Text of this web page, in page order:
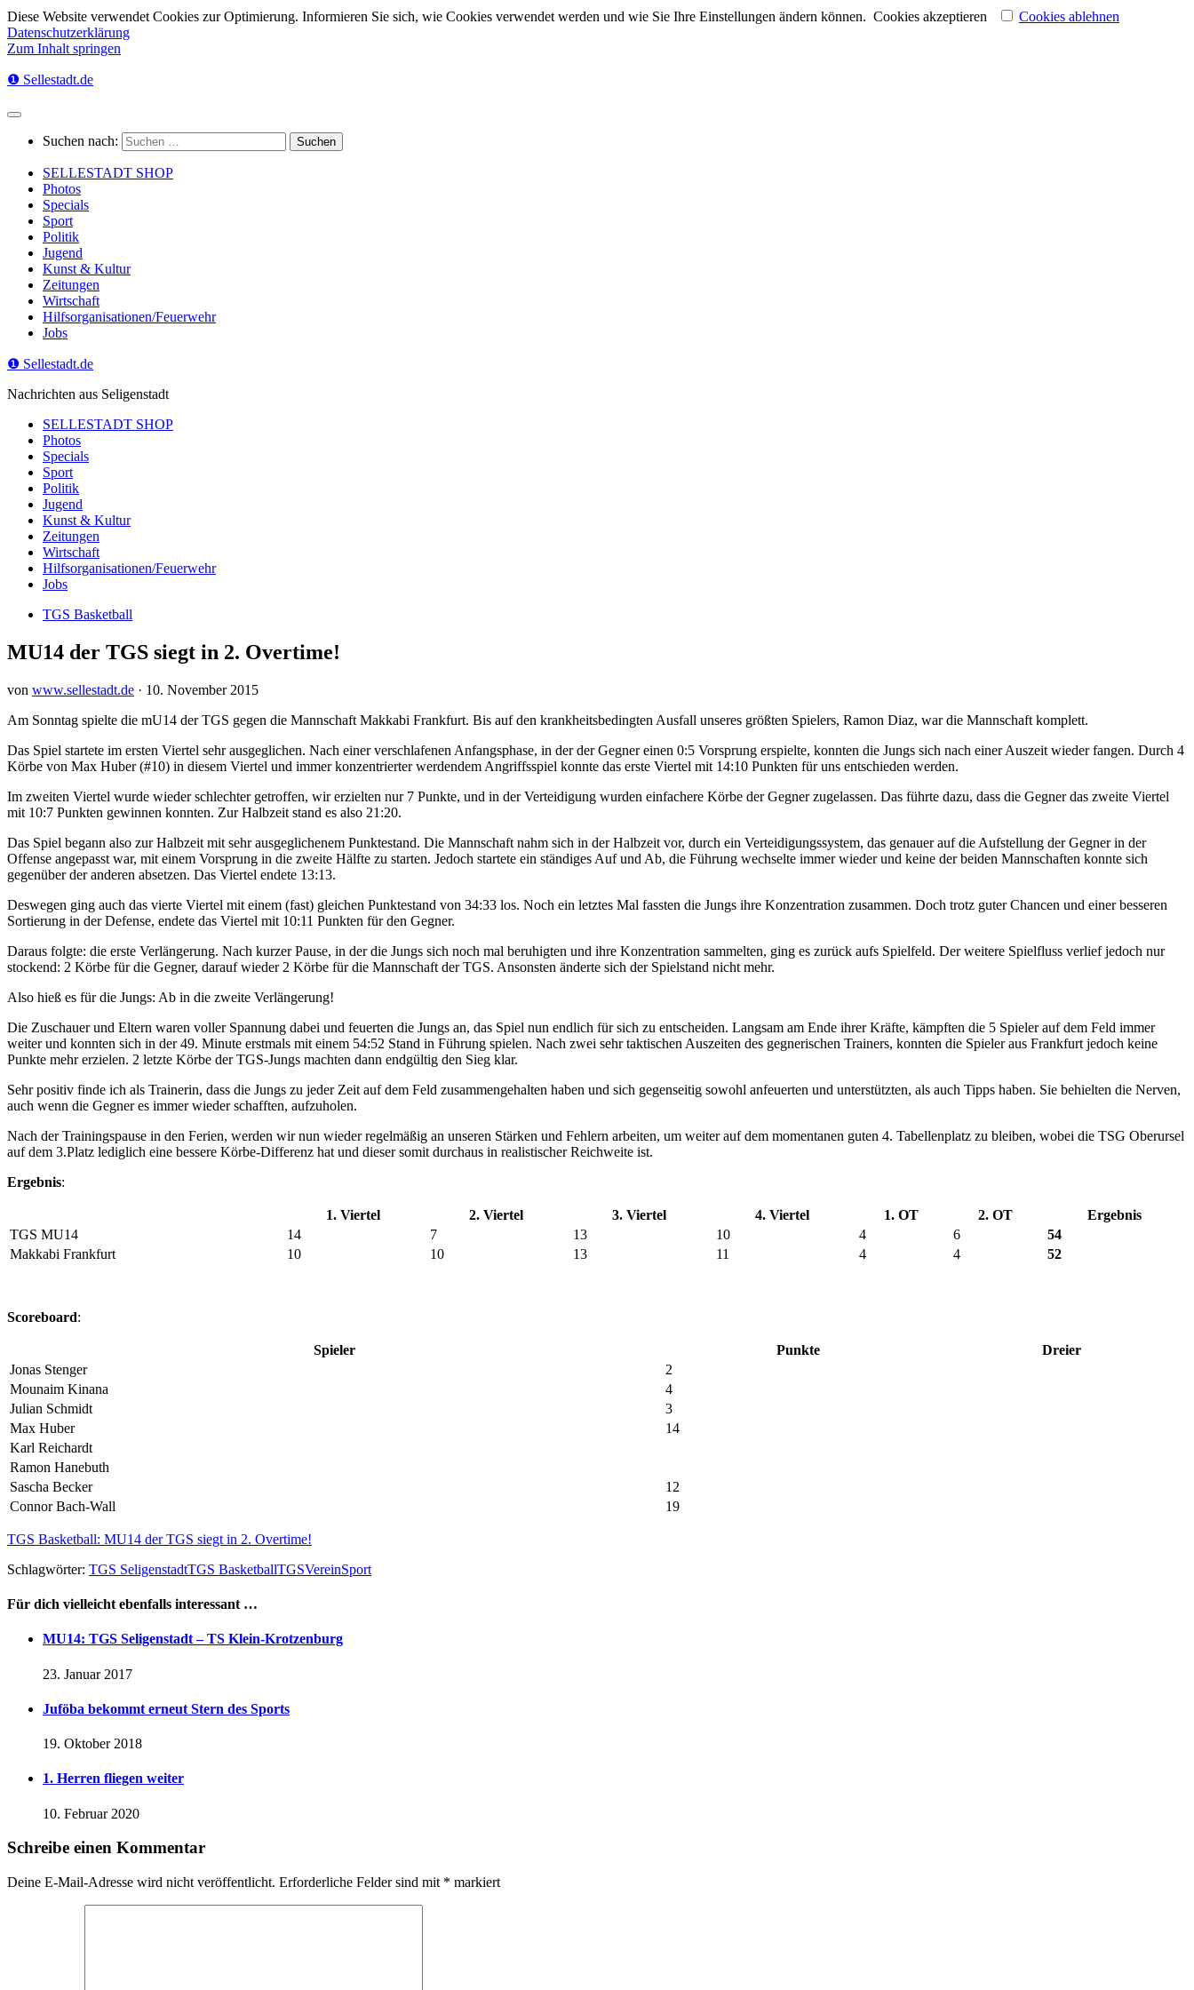
Diese Website verwendet Cookies zur Optimierung. Informieren Sie sich, wie Cookies verwendet werden und wie Sie Ihre Einstellungen ändern können. Cookies akzeptieren
Cookies ablehnen
Datenschutzerklärung
Zum Inhalt springen
❶ Sellestadt.de
Suchen nach:
SELLESTADT SHOP
Photos
Specials
Sport
Politik
Jugend
Kunst & Kultur
Zeitungen
Wirtschaft
Hilfsorganisationen/Feuerwehr
Jobs
❶ Sellestadt.de
Nachrichten aus Seligenstadt
SELLESTADT SHOP
Photos
Specials
Sport
Politik
Jugend
Kunst & Kultur
Zeitungen
Wirtschaft
Hilfsorganisationen/Feuerwehr
Jobs
TGS Basketball
MU14 der TGS siegt in 2. Overtime!
von www.sellestadt.de · 10. November 2015
Am Sonntag spielte die mU14 der TGS gegen die Mannschaft Makkabi Frankfurt. Bis auf den krankheitsbedingten Ausfall unseres größten Spielers, Ramon Diaz, war die Mannschaft komplett.
Das Spiel startete im ersten Viertel sehr ausgeglichen. Nach einer verschlafenen Anfangsphase, in der der Gegner einen 0:5 Vorsprung erspielte, konnten die Jungs sich nach einer Auszeit wieder fangen. Durch 4
Körbe von Max Huber (#10) in diesem Viertel und immer konzentrierter werdendem Angriffsspiel konnte das erste Viertel mit 14:10 Punkten für uns entschieden werden.
Im zweiten Viertel wurde wieder schlechter getroffen, wir erzielten nur 7 Punkte, und in der Verteidigung wurden einfachere Körbe der Gegner zugelassen. Das führte dazu, dass die Gegner das zweite Viertel
mit 10:7 Punkten gewinnen konnten. Zur Halbzeit stand es also 21:20.
Das Spiel begann also zur Halbzeit mit sehr ausgeglichenem Punktestand. Die Mannschaft nahm sich in der Halbzeit vor, durch ein Verteidigungssystem, das genauer auf die Aufstellung der Gegner in der
Offense angepasst war, mit einem Vorsprung in die zweite Hälfte zu starten. Jedoch startete ein ständiges Auf und Ab, die Führung wechselte immer wieder und keine der beiden Mannschaften konnte sich
gegenüber der anderen absetzen. Das Viertel endete 13:13.
Deswegen ging auch das vierte Viertel mit einem (fast) gleichen Punktestand von 34:33 los. Noch ein letztes Mal fassten die Jungs ihre Konzentration zusammen. Doch trotz guter Chancen und einer besseren
Sortierung in der Defense, endete das Viertel mit 10:11 Punkten für den Gegner.
Daraus folgte: die erste Verlängerung. Nach kurzer Pause, in der die Jungs sich noch mal beruhigten und ihre Konzentration sammelten, ging es zurück aufs Spielfeld. Der weitere Spielfluss verlief jedoch nur
stockend: 2 Körbe für die Gegner, darauf wieder 2 Körbe für die Mannschaft der TGS. Ansonsten änderte sich der Spielstand nicht mehr.
Also hieß es für die Jungs: Ab in die zweite Verlängerung!
Die Zuschauer und Eltern waren voller Spannung dabei und feuerten die Jungs an, das Spiel nun endlich für sich zu entscheiden. Langsam am Ende ihrer Kräfte, kämpften die 5 Spieler auf dem Feld immer
weiter und konnten sich in der 49. Minute erstmals mit einem 54:52 Stand in Führung spielen. Nach zwei sehr taktischen Auszeiten des gegnerischen Trainers, konnten die Spieler aus Frankfurt jedoch keine
Punkte mehr erzielen. 2 letzte Körbe der TGS-Jungs machten dann endgültig den Sieg klar.
Sehr positiv finde ich als Trainerin, dass die Jungs zu jeder Zeit auf dem Feld zusammengehalten haben und sich gegenseitig sowohl anfeuerten und unterstützten, als auch Tipps haben. Sie behielten die Nerven,
auch wenn die Gegner es immer wieder schafften, aufzuholen.
Nach der Trainingspause in den Ferien, werden wir nun wieder regelmäßig an unseren Stärken und Fehlern arbeiten, um weiter auf dem momentanen guten 4. Tabellenplatz zu bleiben, wobei die TSG Oberursel
auf dem 3.Platz lediglich eine bessere Körbe-Differenz hat und dieser somit durchaus in realistischer Reichweite ist.
Ergebnis:
1. Viertel 2. Viertel 3. Viertel 4. Viertel 1. OT 2. OT
Ergebnis
TGS MU14
14 7 13 10 4 6
54
Makkabi Frankfurt
10 10 13 11 4 4 52
Scoreboard:
Spieler Punkte
Dreier
Jonas Stenger
2
Mounaim Kinana
4
Julian Schmidt
3
Max Huber
14
Karl Reichardt
Ramon Hanebuth
Sascha Becker
12
Connor Bach-Wall
19
TGS Basketball: MU14 der TGS siegt in 2. Overtime!
Schlagwörter: TGS SeligenstadtTGS BasketballTGSVereinSport
Für dich vielleicht ebenfalls interessant …
MU14: TGS Seligenstadt – TS Klein-Krotzenburg
23. Januar 2017
Juföba bekommt erneut Stern des Sports
19. Oktober 2018
1. Herren fliegen weiter
10. Februar 2020
Schreibe einen Kommentar
Deine E-Mail-Adresse wird nicht veröffentlicht. Erforderliche Felder sind mit * markiert